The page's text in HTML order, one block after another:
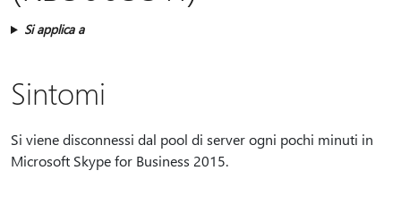
Si applica a
Sintomi
Si viene disconnessi dal pool di server ogni pochi minuti in
Microsoft Skype for Business 2015.